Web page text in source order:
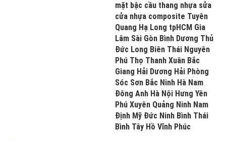
mặt bậc cầu thang nhựa sửa
cửa nhựa composite Tuyên
Quang Hạ Long tpHCM Gia
Lâm Sài Gòn Bình Dương Thủ
Đức Long Biên Thái Nguyên
Phú Thọ Thanh Xuân Bắc
Giang Hải Dương Hải Phòng
Sóc Sơn Bắc Ninh Hà Nam
Đông Anh Hà Nội Hưng Yên
Phú Xuyên Quảng Ninh Nam
Định Mỹ Đức Ninh Bình Thái
Bình Tây Hồ Vĩnh Phúc